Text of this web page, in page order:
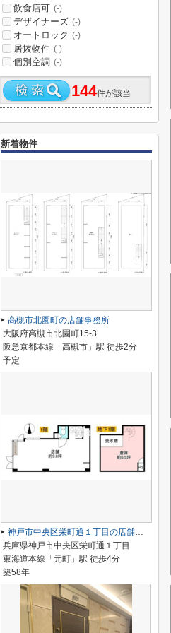
飲食店可 (-)
デザイナーズ (-)
オートロック (-)
居抜物件 (-)
個別空調 (-)
144件が該当
新着物件
高槻市北園町の店舗事務所
大阪府高槻市北園町15-3
阪急京都本線「高槻市」駅 徒歩2分
予定
神戸市中央区栄町通１丁目の店舗一部
兵庫県神戸市中央区栄町通１丁目
東海道本線「元町」駅 徒歩4分
築58年